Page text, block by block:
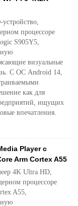
процессоре
S905Y5,
визуальные
С ОС Android 14,
как для
ищущих
впечатления.
Player с
Arm Cortex A55
4K Ultra HD,
процессоре
A55,